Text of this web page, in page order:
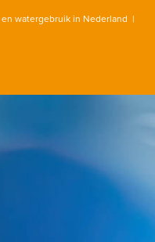
watergebruik in Nederland |